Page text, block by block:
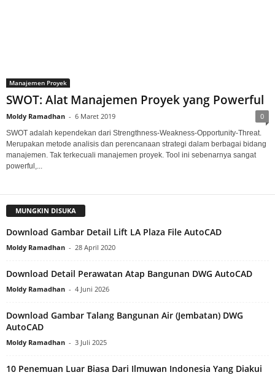
Manajemen Proyek
SWOT: Alat Manajemen Proyek yang Powerful
Moldy Ramadhan - 6 Maret 2019 0
SWOT adalah kependekan dari Strengthness-Weakness-Opportunity-Threat.
Merupakan metode analisis dan perencanaan strategi dalam berbagai bidang
manajemen. Tak terkecuali manajemen proyek. Tool ini sebenarnya sangat
powerful,...
MUNGKIN DISUKA
Download Gambar Detail Lift LA Plaza File AutoCAD
Moldy Ramadhan - 28 April 2020
Download Detail Perawatan Atap Bangunan DWG AutoCAD
Moldy Ramadhan - 4 Juni 2026
Download Gambar Talang Bangunan Air (Jembatan) DWG
AutoCAD
Moldy Ramadhan - 3 Juli 2025
10 Penemuan Luar Biasa Dari Ilmuwan Indonesia Yang Diakui